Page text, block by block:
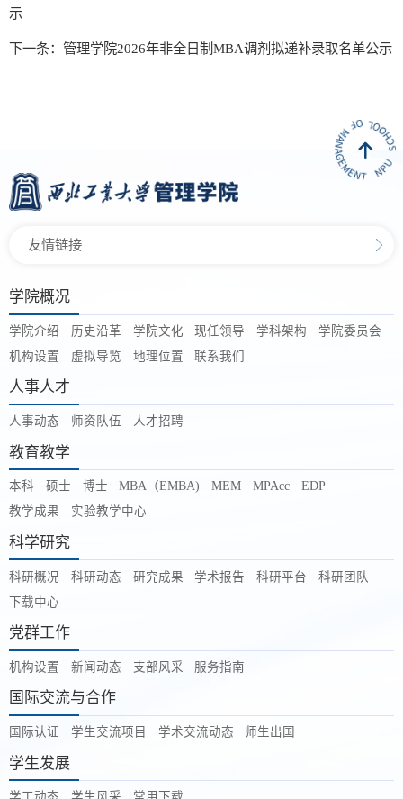
示
下一条：管理学院2026年非全日制MBA调剂拟递补录取名单公示
友情链接
学院概况
学院介绍 历史沿革 学院文化 现任领导 学科架构
学院委员会
机构设置
虚拟导览 地理位置 联系我们
人事人才
人事动态 师资队伍 人才招聘
教育教学
本科 硕士 博士 MBA（EMBA) MEM MPAcc
EDP
教学成果
实验教学中心
科学研究
科研概况 科研动态 研究成果 学术报告 科研平台
科研团队
下载中心
党群工作
机构设置 新闻动态 支部风采 服务指南
国际交流与合作
国际认证 学生交流项目 学术交流动态 师生出国
学生发展